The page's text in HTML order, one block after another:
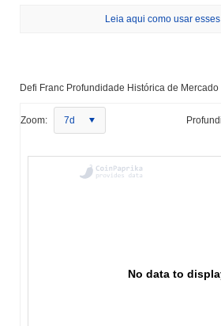
Leia aqui como usar
Defi Franc Profundidade Histórica de Mercado
Zoom: 7d
No data to